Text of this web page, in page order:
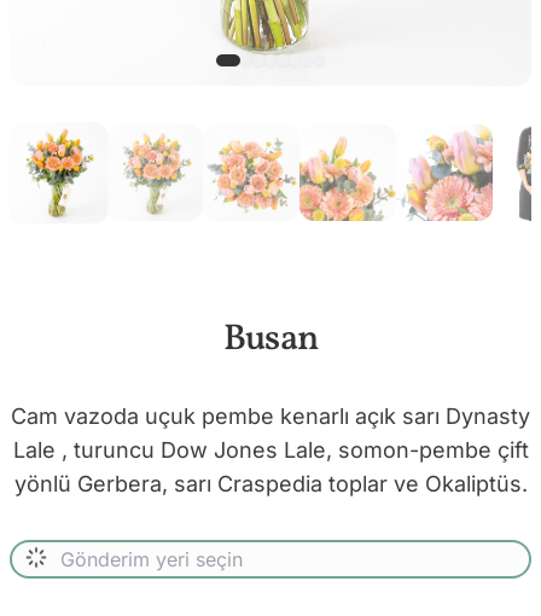
Busan
Cam vazoda uçuk pembe kenarlı açık sarı Dynasty
Lale , turuncu Dow Jones Lale, somon-pembe çift
yönlü Gerbera, sarı Craspedia toplar ve Okaliptüs.